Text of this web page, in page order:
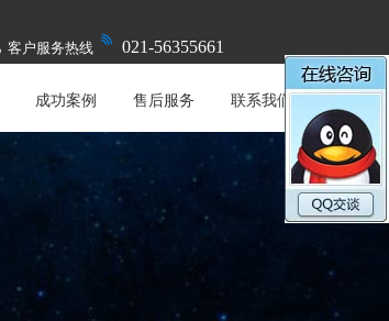
客户服务热线 021-56355661
成功案例 售后服务 联系我们